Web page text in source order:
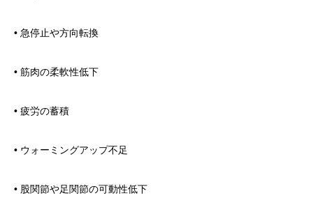
• 急停止や方向転換
• 筋肉の柔軟性低下
• 疲労の蓄積
• ウォーミングアップ不足
• 股関節や足関節の可動性低下